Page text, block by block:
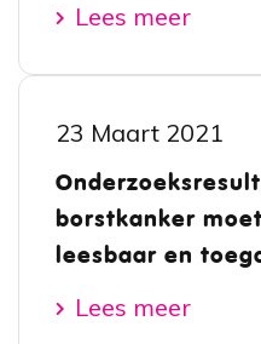
Lees meer
23 Maart 2021
borstkanker
leesbaar en
Lees meer